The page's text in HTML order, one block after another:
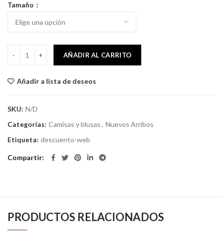
Tamaño
AÑADIR AL CARRITO
Añadir a lista de deseos
SKU: N/D
Categorías: Camisas y blusas, Nuevos Arribos
Etiqueta: descuento-web
Compartir
PRODUCTOS RELACIONADOS